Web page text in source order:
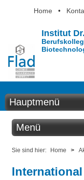
Home •
Institut
Hauptmenü
Home
Menü
Aktuelles
Benzolring online
Sie sind hier: Home >